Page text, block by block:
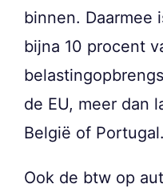
binnen. Daarmee
bijna 10 procent
de EU, meer dan
België of Portugal.
Ook de btw op